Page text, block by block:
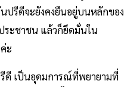
ปรีดีจะยังคงยืนอยู่บนหลักของ
ะชาชน แล้วก็ยึดมั่นใน
ะ
ดี เป็นอุดมการณ์ที่พยายามที่